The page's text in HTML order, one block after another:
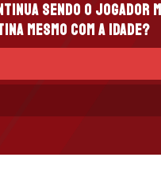
sendo o jogador
mesmo com a idade?